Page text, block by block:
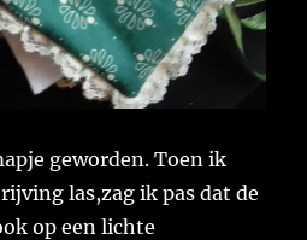
geworden. Toen ik
las,zag ik pas dat de
op een lichte